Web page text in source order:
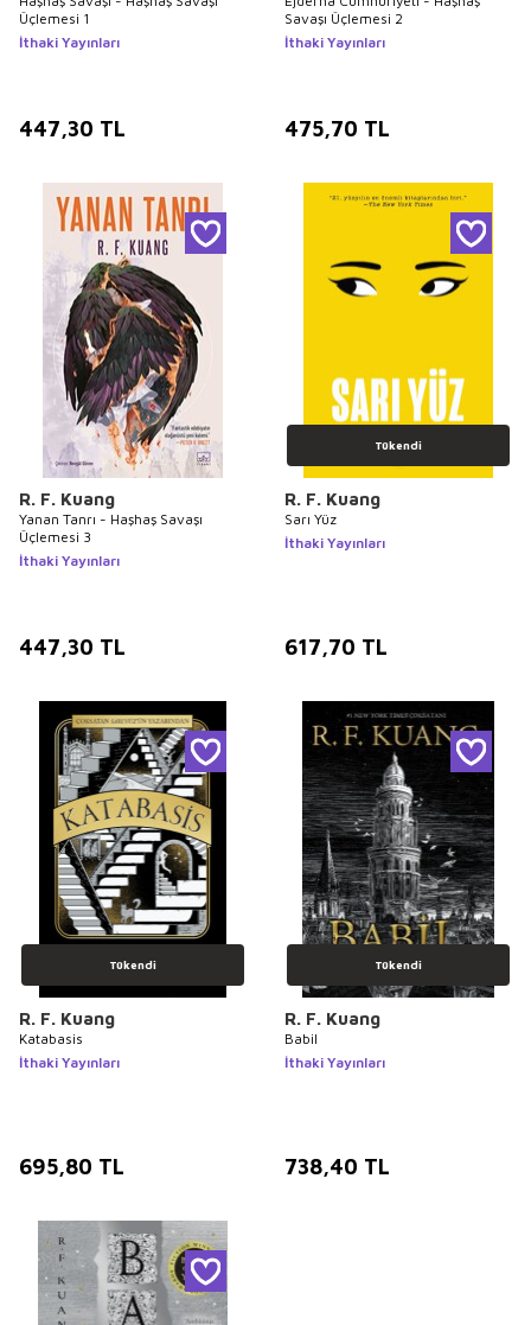
Üçlemesi 1
İthaki Yayınları
447,30 TL
Savaşı Üçlemesi 2
İthaki Yayınları
475,70 TL
R. F. Kuang
Yanan Tanrı - Haşhaş Savaşı
Üçlemesi 3
İthaki Yayınları
447,30 TL
Tükendi
R. F. Kuang
Sarı Yüz
İthaki Yayınları
617,70 TL
Tükendi
R. F. Kuang
Katabasis
İthaki Yayınları
695,80 TL
Tükendi
R. F. Kuang
Babil
İthaki Yayınları
738,40 TL